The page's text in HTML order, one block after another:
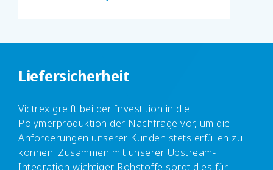
Liefersicherheit
Victrex greift bei der Investition in die
Polymerproduktion der Nachfrage vor, um die
Anforderungen unserer Kunden stets erfüllen zu
können. Zusammen mit unserer Upstream-
Integration wichtiger Rohstoffe sorgt dies für